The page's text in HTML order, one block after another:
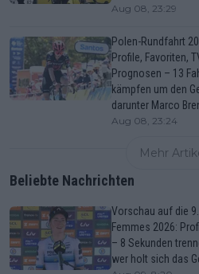
Aug 08, 23:29
Polen-Rundfahrt
Profile, Favoriten,
Prognosen – 13
kämpfen um den
darunter Marco
Aug 08, 23:24
Mehr
Beliebte Nachrichten
Vorschau auf die
Femmes 2026:
– 8 Sekunden
wer holt sich das